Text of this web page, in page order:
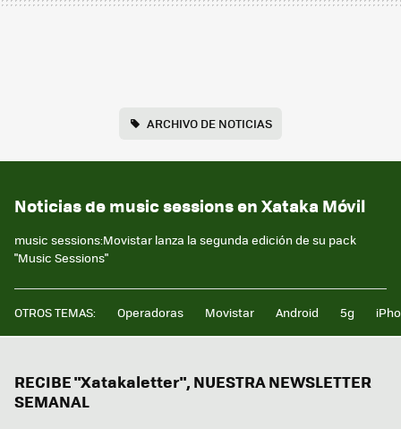
ARCHIVO DE NOTICIAS
Noticias de music sessions en Xataka Móvil
music sessions:Movistar lanza la segunda edición de su pack
"Music Sessions"
OTROS TEMAS: Operadoras Movistar Android 5g
RECIBE "Xatakaletter", NUESTRA NEWSLETTER
SEMANAL